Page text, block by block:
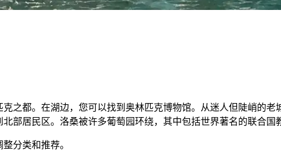
之都。在湖边，您可以找到奥林匹克博物馆。从迷人但陡峭的
部居民区。洛桑被许多葡萄园环绕，其中包括世界著名的联合国
分类和推荐。